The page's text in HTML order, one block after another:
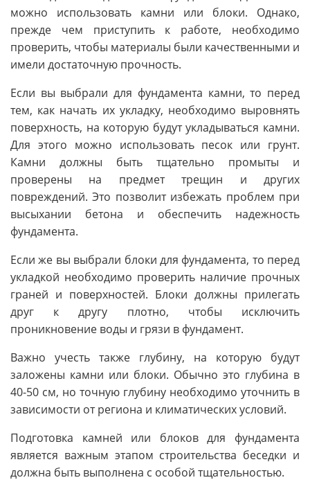
можно использовать камни или блоки. Однако,
прежде чем приступить к работе, необходимо
проверить, чтобы материалы были качественными и
имели достаточную прочность.
Если вы выбрали для фундамента камни, то перед
тем, как начать их укладку, необходимо выровнять
поверхность, на которую будут укладываться камни.
Для этого можно использовать песок или грунт.
Камни должны быть тщательно промыты и
проверены на предмет трещин и других
повреждений. Это позволит избежать проблем при
высыхании бетона и обеспечить надежность
фундамента.
Если же вы выбрали блоки для фундамента, то перед
укладкой необходимо проверить наличие прочных
граней и поверхностей. Блоки должны прилегать
друг к другу плотно, чтобы исключить
проникновение воды и грязи в фундамент.
Важно учесть также глубину, на которую будут
заложены камни или блоки. Обычно это глубина в
40-50 см, но точную глубину необходимо уточнить в
зависимости от региона и климатических условий.
Подготовка камней или блоков для фундамента
является важным этапом строительства беседки и
должна быть выполнена с особой тщательностью.